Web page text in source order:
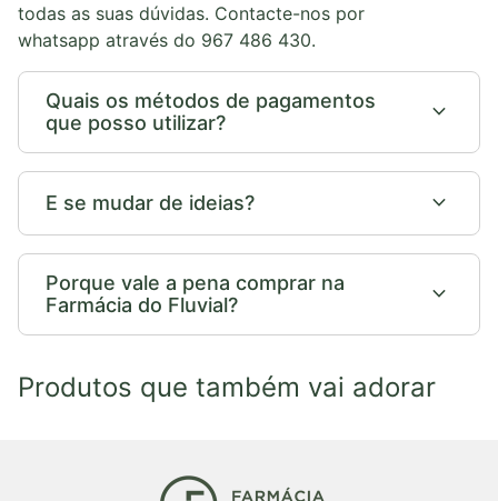
todas as suas dúvidas. Contacte-nos por
whatsapp através do 967 486 430.
Quais os métodos de pagamentos
que posso utilizar?
expand_more
E se mudar de ideias? expand_more
Porque vale a pena comprar na
Farmácia do Fluvial?
expand_more
Produtos que também vai adorar
Início